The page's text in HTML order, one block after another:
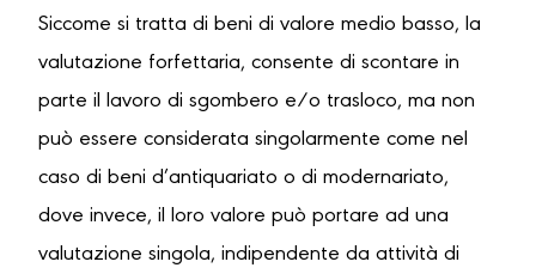
Siccome si tratta di beni di valore medio basso, la
valutazione forfettaria, consente di scontare in
parte il lavoro di sgombero e/o trasloco, ma non
può essere considerata singolarmente come nel
caso di beni d’antiquariato o di modernariato,
dove invece, il loro valore può portare ad una
valutazione singola, indipendente da attività di